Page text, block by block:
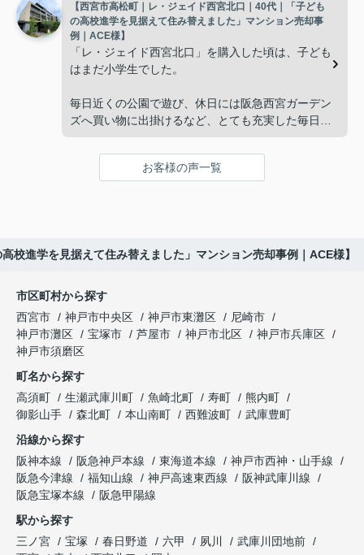
インフィニティエステートさんへ相談すると、「パ
ークナード西宮北口」の査定だけでなく、住み替え
先とのスケジュールや資金計画まで丁寧にサポート
してくださいました。
販売活動では、西宮北口駅へのアクセス、阪急西宮
ガーデンズ、医療機関や買い物施設など、将来も安
した。
趣味を楽しむ時間が増えました。
これからの暮らしを前向きに考えられるようにな
り、住み替えを決断して本当に良かったと思ってい
ます。
子どもたちはそれぞれ別の仕事に就いており、
「将来、このビルの管理を任せるのは難しいかもし
れない。」
と家族で話し合うようになりました。
インフィニティエステートさんへ相談すると、収益
投資家向けの販売方法をご提案いただきました。
「立地も良く、長期保有したい物件です。」
と話され、このビルを大切に運営してくださること
になりました。
長年守ってきた資産を安心して引き継ぐことがで
き、家族全員が納得できる売却となりました。
【西宮市高松町｜レ・ジェイド西宮北口｜40代｜「子ども
の高校進学を見据えて住み替えました」マンション売却事
例｜ACE様】
「レ・ジェイド西宮北口」を購入した頃は、子ども
はまだ小学生でした。
毎日近くの公園で遊び、休日には阪急西宮ガーデン
ズへ買い物に出掛けるなど、とても充実した毎日を
年月が経ち、子どもが高校進学を意識する年齢にな
「レ・ジェイド西宮北口」の査定だけでなく、新居
購入とのタイミングや資金計画についても丁寧に説
明してくださいました。
販売活動では、西宮北口駅へのアクセス、阪急西宮
ガーデンズ、教育施設、商業施設など、このエリア
した。
購入されたご家族は、
と大変喜ばれ、この住まいを選ばれました。
お客様の声一覧
校進学を見据えて住み替えました」マンション売却事例｜ACE様】
市区町村から探す
西宮市
神戸市中央区 神戸市東灘区
尼崎市
神戸市灘区
宝塚市 芦屋市 神戸市北区
神戸市兵庫区
神戸市須磨区
町名から探す
高須町
生瀬武庫川町 魚崎北町 寿町
熊内町
御影山手
森北町 本山南町 西難波町
武庫豊町
沿線から探す
阪神本線
阪急神戸本線 東海道本線
神戸市西神・山手線
阪急今津線
福知山線 神戸高速東西線
阪神武庫川線
阪急宝塚本線
阪急甲陽線
駅から探す
三ノ宮
宝塚 春日野道 六甲 夙川
武庫川団地前